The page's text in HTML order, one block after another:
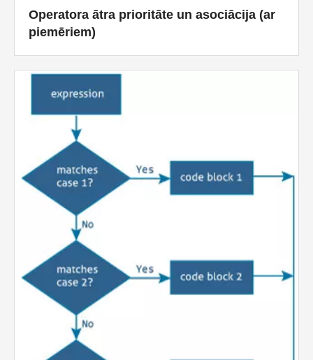
Operatora ātra prioritāte un asociācija (ar
piemēriem)